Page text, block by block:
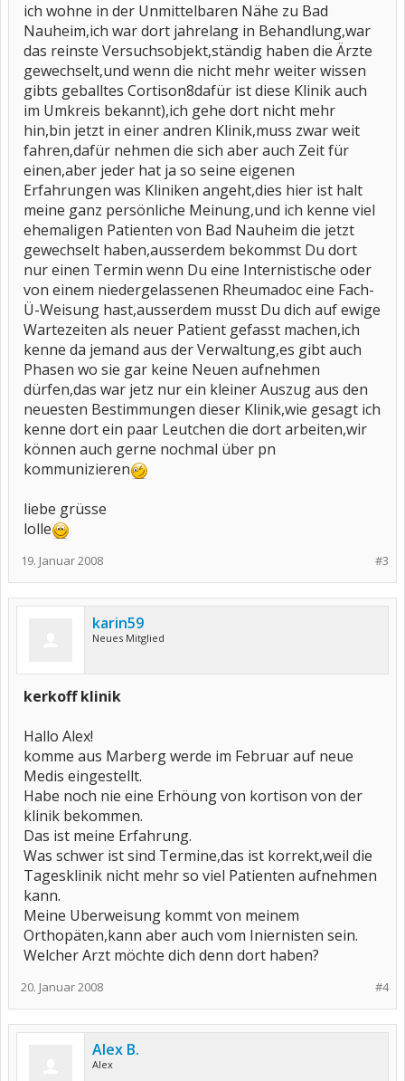
ich wohne in der Unmittelbaren Nähe zu Bad
Nauheim,ich war dort jahrelang in Behandlung,war
das reinste Versuchsobjekt,ständig haben die Ärzte
gewechselt,und wenn die nicht mehr weiter wissen
gibts geballtes Cortison8dafür ist diese Klinik auch
im Umkreis bekannt),ich gehe dort nicht mehr
hin,bin jetzt in einer andren Klinik,muss zwar weit
fahren,dafür nehmen die sich aber auch Zeit für
einen,aber jeder hat ja so seine eigenen
Erfahrungen was Kliniken angeht,dies hier ist halt
meine ganz persönliche Meinung,und ich kenne viel
ehemaligen Patienten von Bad Nauheim die jetzt
gewechselt haben,ausserdem bekommst Du dort
nur einen Termin wenn Du eine Internistische oder
von einem niedergelassenen Rheumadoc eine Fach-
Ü-Weisung hast,ausserdem musst Du dich auf ewige
Wartezeiten als neuer Patient gefasst machen,ich
kenne da jemand aus der Verwaltung,es gibt auch
Phasen wo sie gar keine Neuen aufnehmen
dürfen,das war jetz nur ein kleiner Auszug aus den
neuesten Bestimmungen dieser Klinik,wie gesagt ich
kenne dort ein paar Leutchen die dort arbeiten,wir
können auch gerne nochmal über pn
kommunizieren
liebe grüsse
lolle
#3
19. Januar 2008
karin59
Neues Mitglied
kerkoff klinik
Hallo Alex!
komme aus Marberg werde im Februar auf neue
Medis eingestellt.
Habe noch nie eine Erhöung von kortison von der
klinik bekommen.
Das ist meine Erfahrung.
Was schwer ist sind Termine,das ist korrekt,weil die
Tagesklinik nicht mehr so viel Patienten aufnehmen
kann.
Meine Uberweisung kommt von meinem
Orthopäten,kann aber auch vom Iniernisten sein.
Welcher Arzt möchte dich denn dort haben?
#4
20. Januar 2008
Alex B.
Alex